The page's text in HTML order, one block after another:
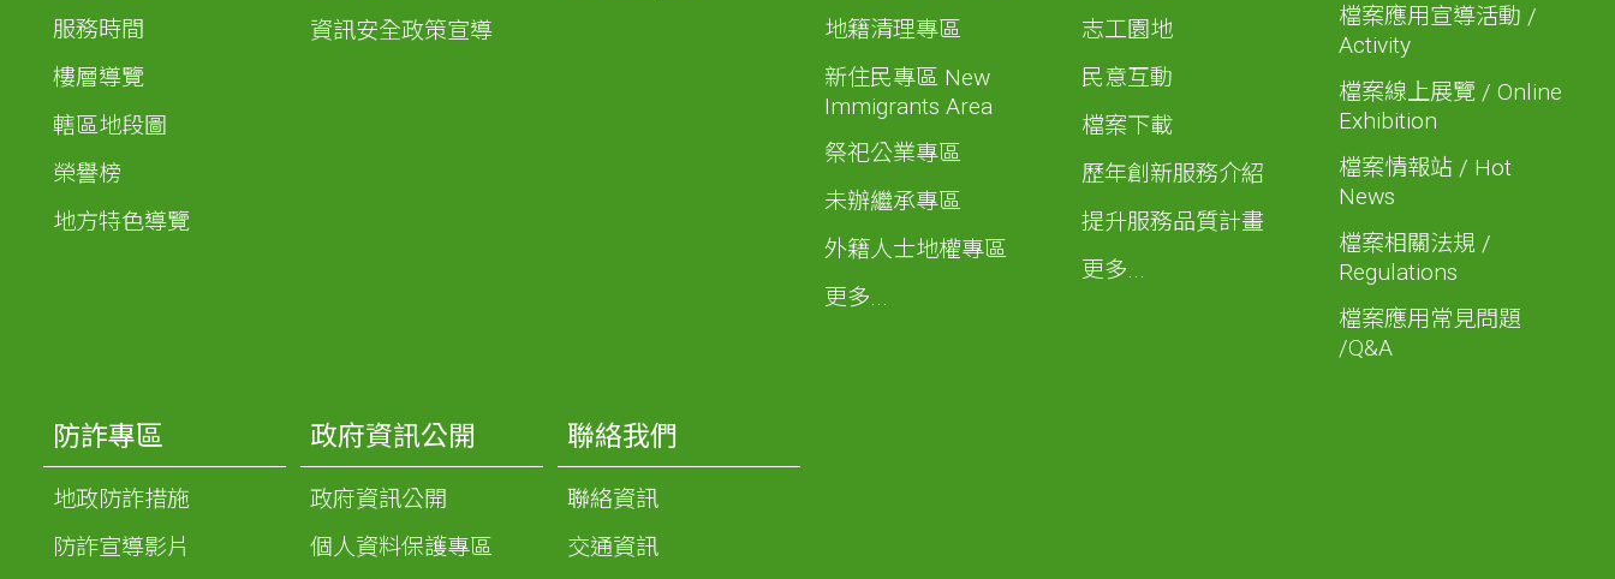
服務時間
樓層導覽
轄區地段圖
榮譽榜
地方特色導覽
資訊安全政策宣導
地籍清理專區
新住民專區 New
Immigrants Area
祭祀公業專區
未辦繼承專區
外籍人士地權專區
更多...
志工園地
民意互動
檔案下載
歷年創新服務介紹
提升服務品質計畫
更多...
檔案應用宣導活動 /
Activity
檔案線上展覽 / Online
Exhibition
檔案情報站 / Hot
News
檔案相關法規 /
Regulations
檔案應用常見問題
/Q&A
防詐專區
地政防詐措施
防詐宣導影片
政府資訊公開
政府資訊公開
個人資料保護專區
聯絡我們
聯絡資訊
交通資訊